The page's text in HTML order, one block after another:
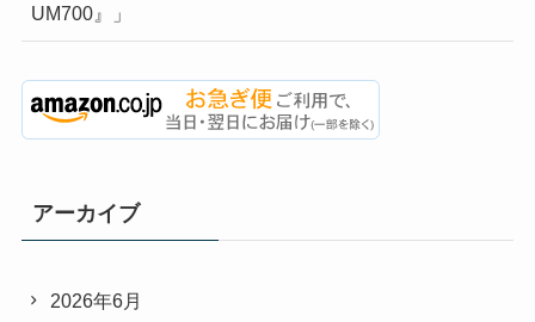
UM700』」
アーカイブ
2026年6月